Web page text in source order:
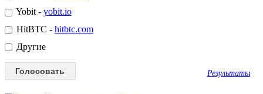
Yobit - yobit.io
HitBTC - hitbtc.com
Другие
Результаты